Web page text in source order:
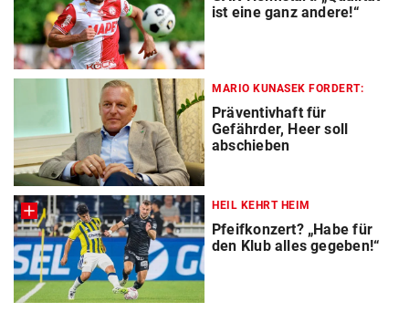
ist eine ganz andere!“
MARIO KUNASEK FORDERT:
Präventivhaft für
Gefährder, Heer soll
abschieben
HEIL KEHRT HEIM
Pfeifkonzert? „Habe für
den Klub alles gegeben!“